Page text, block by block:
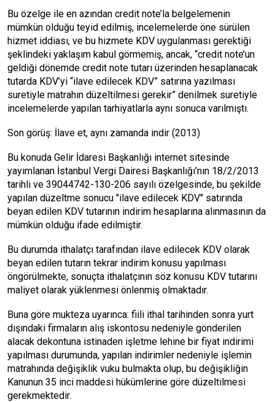
Bu özelge ile en azından credit note’la belgelemenin
mümkün olduğu teyid edilmiş, incelemelerde öne sürülen
hizmet iddiası, ve bu hizmete KDV uygulanması gerektiği
şeklindeki yaklaşım kabul görmemiş, ancak, “credit note’un
geldiği dönemde credit note tutarı üzerinden hesaplanacak
tutarda KDV’yi “ilave edilecek KDV” satırına yazılması
suretiyle matrahın düzeltilmesi gerekir” denilmek suretiyle
incelemelerde yapılan tarhiyatlarla aynı sonuca varılmıştı.
Son görüş: İlave et, aynı zamanda indir (2013)
Bu konuda Gelir İdaresi Başkanlığı internet sitesinde
yayımlanan İstanbul Vergi Dairesi Başkanlığı’nın 18/2/2013
tarihli ve 39044742-130-206 sayılı özelgesinde, bu şekilde
yapılan düzeltme sonucu "ilave edilecek KDV" satırında
beyan edilen KDV tutarının indirim hesaplarına alınmasının da
mümkün olduğu ifade edilmiştir.
Bu durumda ithalatçı tarafından ilave edilecek KDV olarak
beyan edilen tutarın tekrar indirim konusu yapılması
öngörülmekte, sonuçta ithalatçının söz konusu KDV tutarını
maliyet olarak yüklenmesi önlenmiş olmaktadır.
Buna göre mukteza uyarınca: fiili ithal tarihinden sonra yurt
dışındaki firmaların alış iskontosu nedeniyle gönderilen
alacak dekontuna istinaden işletme lehine bir fiyat indirimi
yapılması durumunda, yapılan indirimler nedeniyle işlemin
matrahında değişiklik vuku bulmakta olup, bu değişikliğin
Kanunun 35 inci maddesi hükümlerine göre düzeltilmesi
gerekmektedir.